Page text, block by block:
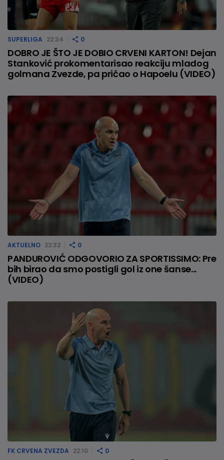
SUPERLIGA 22:34 0
DOBRO JE ŠTO JE DOBIO CRVENI KARTON! Dejan
Stanković prokomentarisao reakciju mladog
golmana Zvezde, pa pričao o Hapoelu (VIDEO)
AKTUELNO 22:32 0
PANDUROVIĆ ODGOVORIO ZA SPORTISSIMO: Pre
bih birao da smo postigli gol iz one šanse...
(VIDEO)
FK CRVENA ZVEZDA 22:10 0